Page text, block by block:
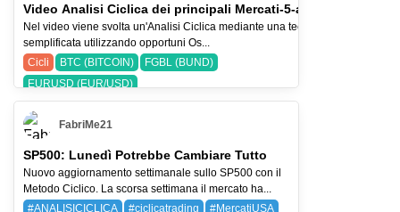
Video Analisi Ciclica dei principali Mercati-5-ago-26
Nel video viene svolta un'Analisi Ciclica mediante una tecnica
semplificata utilizzando opportuni Os...
Cicli
BTC (BITCOIN)
FGBL (BUND)
EURUSD (EUR/USD)
FabriMe21
SP500: Lunedì Potrebbe Cambiare Tutto
Nuovo aggiornamento settimanale sullo SP500 con il
Metodo Ciclico. La scorsa settimana il mercato ha...
#ANALISICICLICA
#ciclicatrading
#MercatiUSA